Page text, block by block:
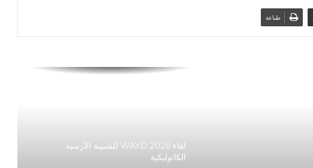
طباعة
البابا لاوُن: الجامعات اليسوعية مدعوّة إلى
لقاء WAYD 2026 للشبيبة الأرمنية
الكاثوليكية